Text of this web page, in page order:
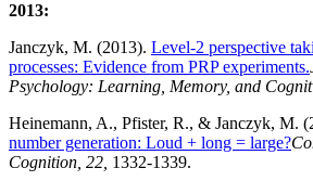
2013:
Janczyk, M. (2013). Level-2 perspective
processes: Evidence from PRP experiments.
Psychology: Learning, Memory, and
Heinemann, A., Pfister, R., & Janczyk, M.
number generation: Loud + long = large?
Cognition, 22, 1332-1339.